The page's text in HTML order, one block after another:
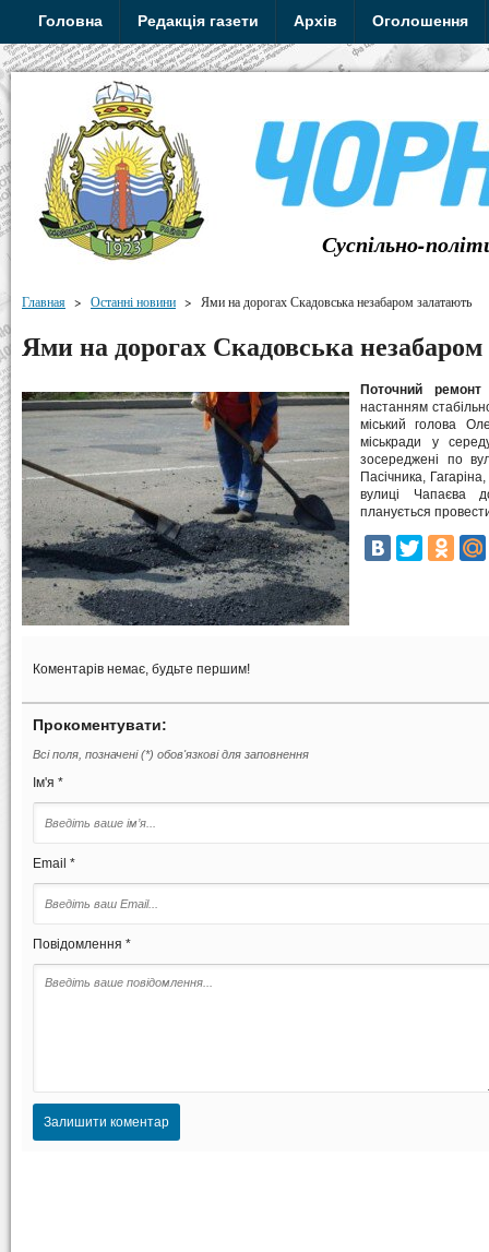
Головна Редакція газети Архів Оголошення
Суспільно-
Главная > Останні новини > Ями на дорогах Скадовська незабаром залатають
Ями на дорогах Скадовська
Поточний
настанням
міський голова
міськради у
зосереджені по
Пасічника,
вулиці Чапаєва
планується
Коментарів немає, будьте першим!
Прокоментувати:
Всі поля, позначені (*) обов'язкові для заповнення
Ім'я *
Email *
Повідомлення *